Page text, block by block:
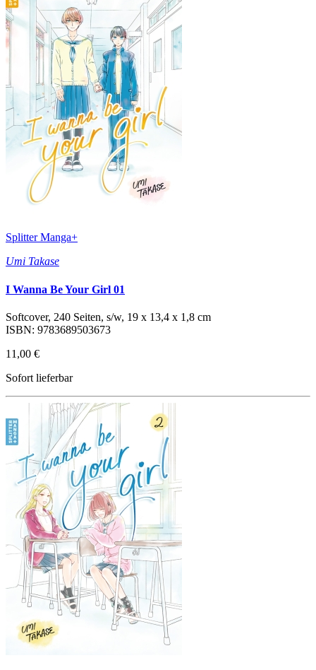
Splitter Manga+
Umi Takase
I Wanna Be Your Girl 01
Softcover, 240 Seiten, s/w, 19 x 13,4 x 1,8 cm
ISBN: 9783689503673
11,00 €
Sofort lieferbar